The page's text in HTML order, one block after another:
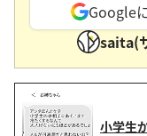
Google
saita(
小学生